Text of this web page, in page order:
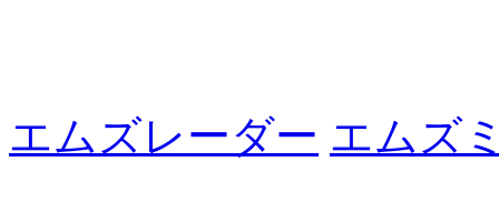
エムズレーダー エムズ